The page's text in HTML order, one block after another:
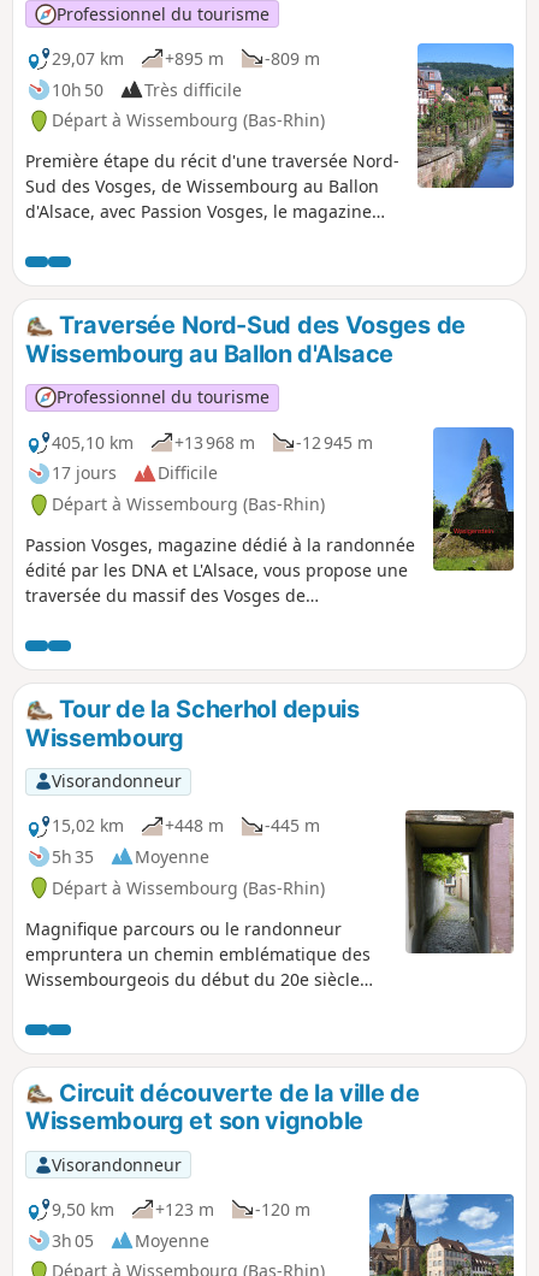
Professionnel du tourisme
29,07 km
+895 m
-809 m
10h 50
Très difficile
Départ à Wissembourg (Bas-Rhin)
Première étape du récit d'une traversée Nord-
Sud des Vosges, de Wissembourg au Ballon
d'Alsace, avec Passion Vosges, le magazine
Franck Buchy dans Passion Vosges.
Traversée Nord-Sud des Vosges de
Wissembourg au Ballon d'Alsace
Professionnel du tourisme
405,10 km
+13 968 m
-12 945 m
17 jours
Difficile
Départ à Wissembourg (Bas-Rhin)
Passion Vosges, magazine dédié à la randonnée
édité par les DNA et L'Alsace, vous propose une
traversée du massif des Vosges de
étapes, en suivant le balisage Rectangle Rouge,
sauf indication contraire. Le récit de cette
traversée, réalisée par quatre journalistes, est à
retrouver dans le magazine Passion Vosges
Tour de la Scherhol depuis
Wissembourg
Visorandonneur
15,02 km
+448 m
-445 m
5h 35
Moyenne
Départ à Wissembourg (Bas-Rhin)
Magnifique parcours ou le randonneur
empruntera un chemin emblématique des
Wissembourgeois du début du 20e siècle
Scherhol. Retour en dévalant la pente vers la
vallée de la Lauter et visite de la ville de
Wissembourg.
Circuit découverte de la ville de
Wissembourg et son vignoble
Visorandonneur
9,50 km
+123 m
-120 m
3h 05
Moyenne
Départ à Wissembourg (Bas-Rhin)